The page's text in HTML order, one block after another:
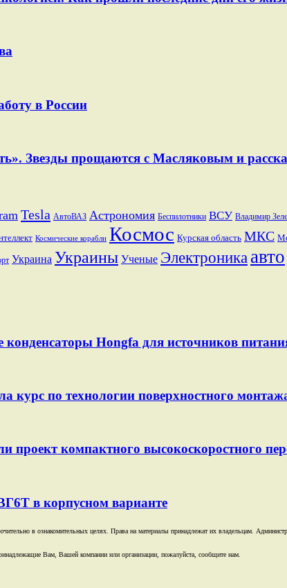
в России
Звезды прощаются с Масляковым и
Tesla АвтоВАЗ Астрономия Беспилотники ВСУ Владимир
Космические корабли Космос Курская область МКС
Украина Украины Ученые Электроника авто
Hongfa для источников
по технологии поверхностного
проект компактного высокоскоростного
в корпусном варианте
в ознакомительных целях. Права на материалы принадлежат их владельцам.
Вам, Вашей компании или организации, пожалуйста, сообщите нам.